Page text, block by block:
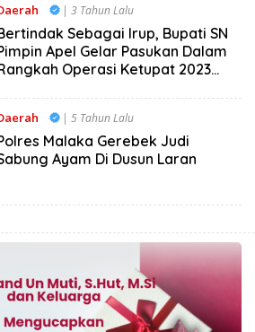
| 3 Tahun Lalu
Sebagai Irup, Bupati SN
Apel Gelar Pasukan Dalam
Operasi Ketupat 2023
| 5 Tahun Lalu
Malaka Gerebek Judi
Ayam Di Dusun Laran